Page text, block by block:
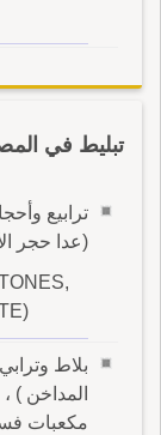
تبليط في
ترابيع
(عدا حجر
بلاط
المداخن )
مكعبات